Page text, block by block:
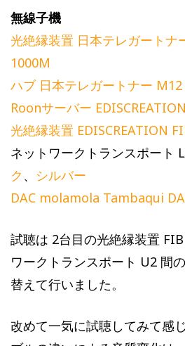
無線子機
光絶縁装置 日本テレガートナ
1000M
ハブ 日本テレガートナー
Roonサーバー
光絶縁装置 EDISCREATION
ネットワークトランスポー
ク 、 シルバー
DAC molamola Tambaqui
試聴は 2台目の光絶縁装置
ワークトランスポート U2 間
替えて行いました。
改めて一気に試聴してみて感